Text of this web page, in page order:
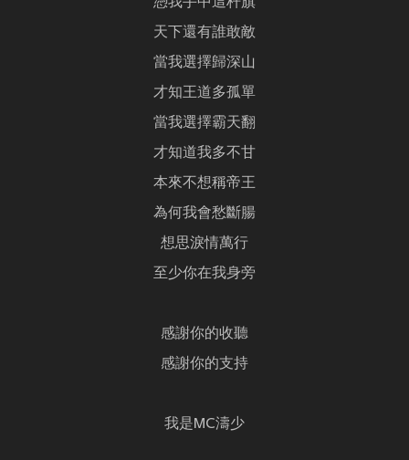
天下還有誰敢敵
當我選擇歸深山
才知王道多孤單
當我選擇霸天翻
才知道我多不甘
本來不想稱帝王
為何我會愁斷腸
想思淚情萬行
至少你在我身旁
感謝你的收聽
感謝你的支持
我是MC濤少